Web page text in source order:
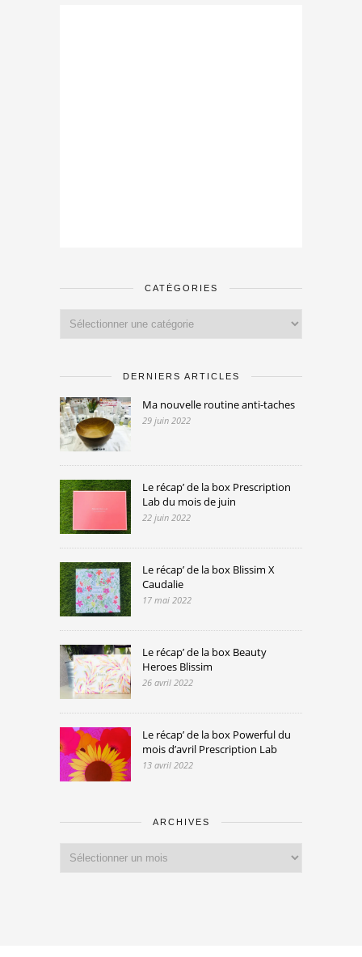
CATÉGORIES
DERNIERS ARTICLES
Ma nouvelle routine anti-taches
29 juin 2022
Le récap’ de la box Prescription
Lab du mois de juin
22 juin 2022
Le récap’ de la box Blissim X
Caudalie
17 mai 2022
Le récap’ de la box Beauty
Heroes Blissim
26 avril 2022
Le récap’ de la box Powerful du
mois d’avril Prescription Lab
13 avril 2022
ARCHIVES